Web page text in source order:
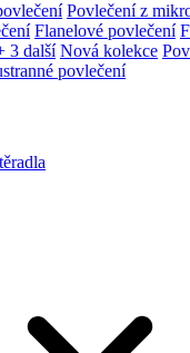
Povlečení z
Flanelové povlečení
3 další Nová kolekce
povlečení